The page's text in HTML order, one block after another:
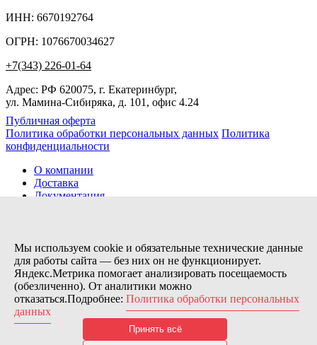
ИНН: 6670192764
ОГРН: 1076670034627
+7(343) 226-01-64
Адрес: РФ 620075, г. Екатеринбург,
ул. Мамина-Сибиряка, д. 101, офис 4.24
Публичная оферта
Политика обработки персональных данных Политика
конфиденциальности
О компании
Доставка
Документация
Контакты
Заказов сегодня / Всего
11133
Нас можно найти тут:
© 2026 Motor Components. Все права защищены
Мы используем cookie и обязательные технические данные
для работы сайта — без них он не функционирует.
Яндекс.Метрика помогает анализировать посещаемость
(обезличенно). От аналитики можно
отказаться.Подробнее: Политика обработки персональных
данных
Принять всё